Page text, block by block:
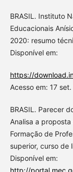
BRASIL. Instituto
Educacionais
2020: resumo
Disponível em:
https://
Acesso em: 17 set.
BRASIL. Parecer
Analisa a
Formação de
superior, curso de
Disponível em:
http://